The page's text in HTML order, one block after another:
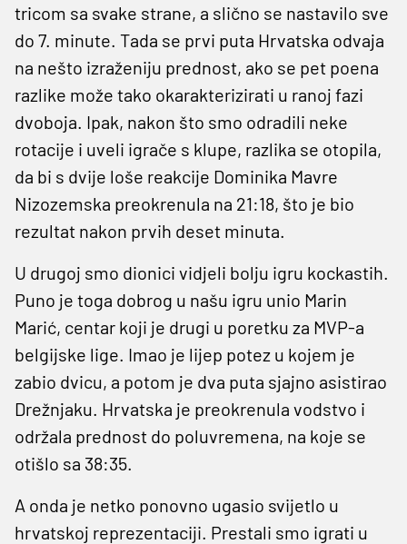
tricom sa svake strane, a slično se nastavilo sve
do 7. minute. Tada se prvi puta Hrvatska odvaja
na nešto izraženiju prednost, ako se pet poena
razlike može tako okarakterizirati u ranoj fazi
dvoboja. Ipak, nakon što smo odradili neke
rotacije i uveli igrače s klupe, razlika se otopila,
da bi s dvije loše reakcije Dominika Mavre
Nizozemska preokrenula na 21:18, što je bio
rezultat nakon prvih deset minuta.
U drugoj smo dionici vidjeli bolju igru kockastih.
Puno je toga dobrog u našu igru unio Marin
Marić, centar koji je drugi u poretku za MVP-a
belgijske lige. Imao je lijep potez u kojem je
zabio dvicu, a potom je dva puta sjajno asistirao
Drežnjaku. Hrvatska je preokrenula vodstvo i
održala prednost do poluvremena, na koje se
otišlo sa 38:35.
A onda je netko ponovno ugasio svijetlo u
hrvatskoj reprezentaciji. Prestali smo igrati u